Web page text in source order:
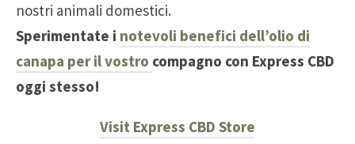
nostri animali domestici.
Sperimentate i notevoli benefici dell’olio di
canapa per il vostro compagno con Express CBD
oggi stesso!
Visit Express CBD Store